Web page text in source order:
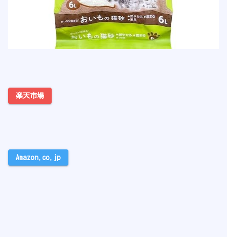
楽天市場
Amazon.co.jp